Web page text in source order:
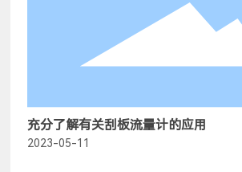
充分了解有关刮板流量计的应用
2023-05-11